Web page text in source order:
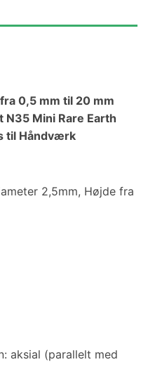
0,5 mm til 20 mm
N35 Mini Rare Earth
til Håndværk
2,5mm, Højde fra
aksial (parallelt med